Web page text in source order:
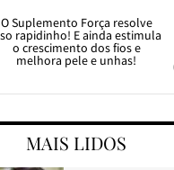
O Suplemento Força resolve
rapidinho! E ainda estimula
o crescimento dos fios e
melhora pele e unhas!
MAIS LIDOS